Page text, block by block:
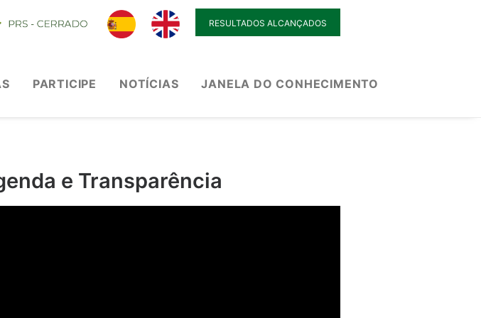
RESULTADOS ALCANÇADOS
PARTICIPE NOTÍCIAS JANELA DO CONHECIMENTO
e Transparência